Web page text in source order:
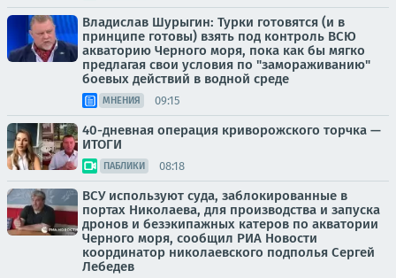
Владислав Шурыгин: Турки готовятся (и в
принципе готовы) взять под контроль ВСЮ
акваторию Черного моря, пока как бы мягко
предлагая свои условия по "замораживанию"
боевых действий в водной среде
МНЕНИЯ 09:15
40-дневная операция криворожского торчка —
ИТОГИ
ПАБЛИКИ 08:18
ВСУ используют суда, заблокированные в
портах Николаева, для производства и запуска
дронов и безэкипажных катеров по акватории
Черного моря, сообщил РИА Новости
координатор николаевского подполья Сергей
Лебедев